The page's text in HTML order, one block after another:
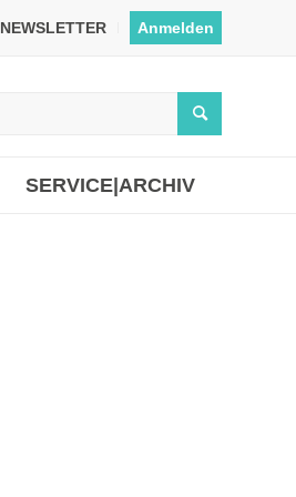
NEWSLETTER Anmelden
SERVICE|ARCHIV